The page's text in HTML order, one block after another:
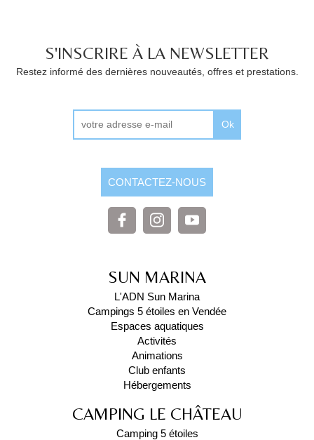
S'INSCRIRE À LA NEWSLETTER
Restez informé des dernières nouveautés, offres et prestations.
Ok
CONTACTEZ-NOUS
SUN MARINA
L'ADN Sun Marina
Campings 5 étoiles en Vendée
Espaces aquatiques
Activités
Animations
Club enfants
Hébergements
CAMPING LE CHÂTEAU
Camping 5 étoiles